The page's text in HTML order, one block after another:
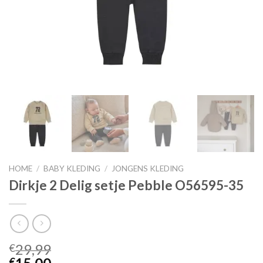
HOME / BABY KLEDING / JONGENS KLEDING
Dirkje 2 Delig setje Pebble O56595-35
€29,99